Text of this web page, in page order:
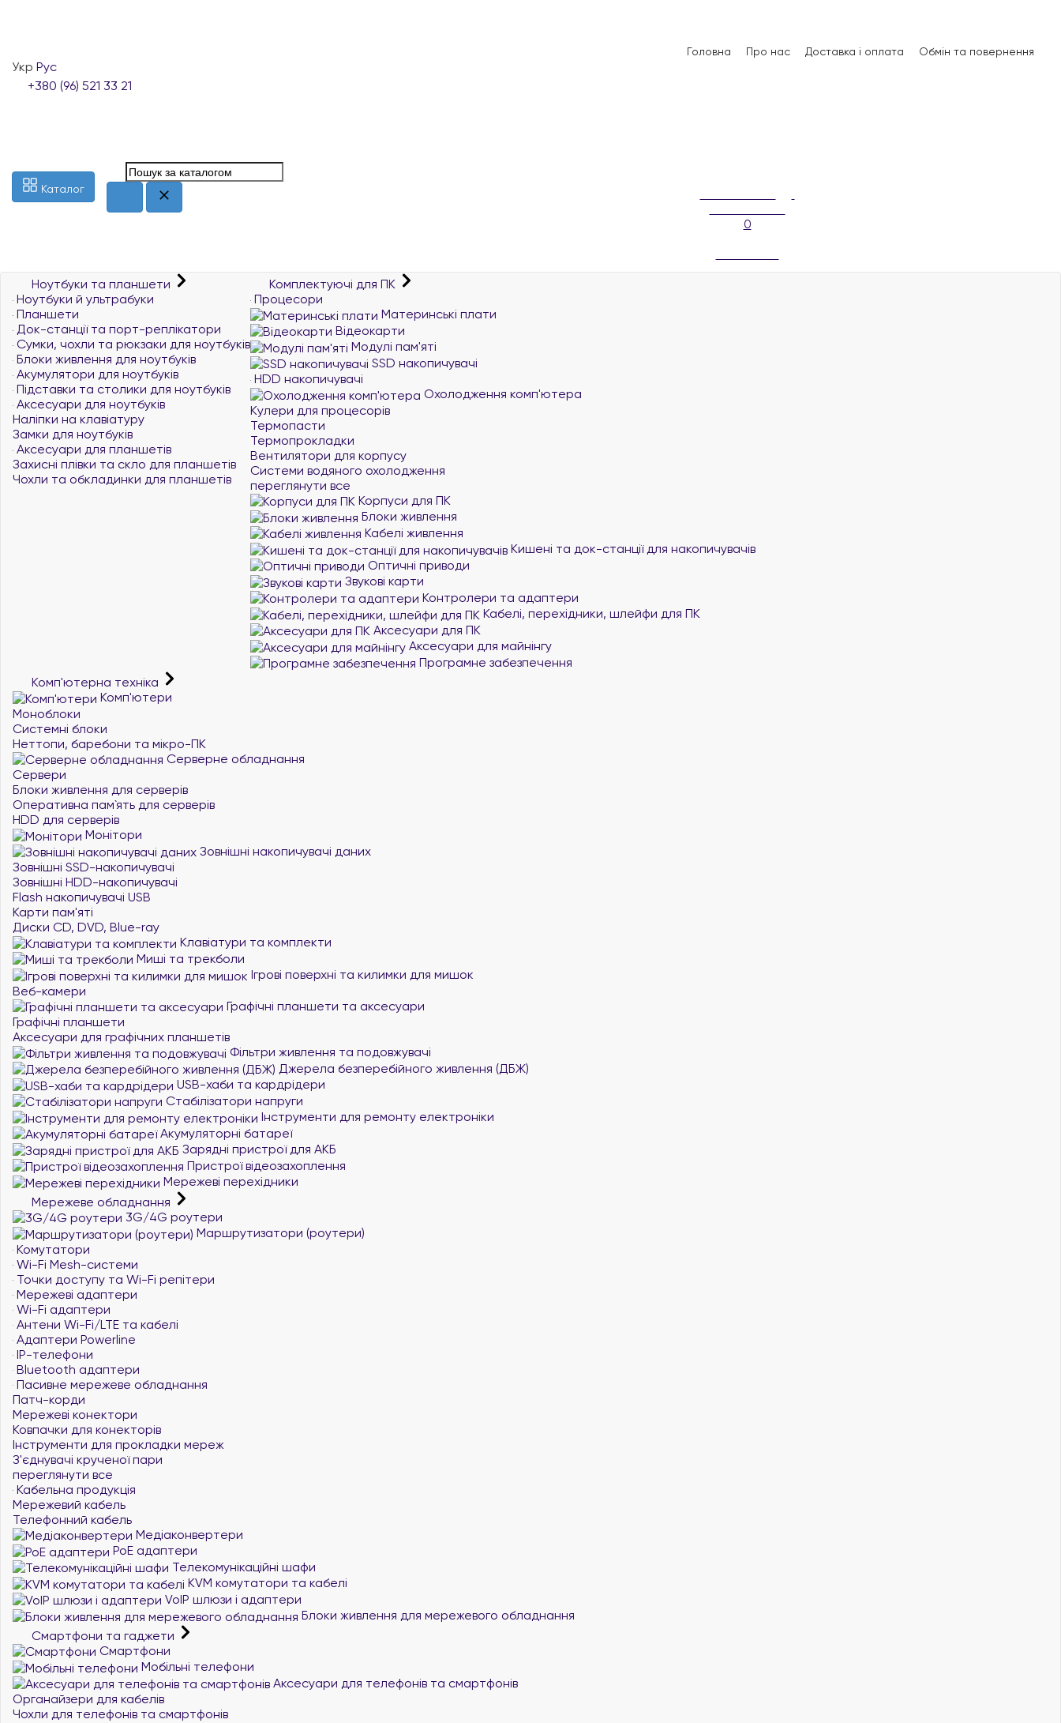
Головна Про нас Доставка і оплата Обмін та повернення
Укр Рус
+380 (96) 521 33 21
Каталог
0
Ноутбуки та планшети
Ноутбуки й ультрабуки
Планшети
Док-станції та порт-реплікатори
Сумки, чохли та рюкзаки для ноутбуків
Блоки живлення для ноутбуків
Акумулятори для ноутбуків
Підставки та столики для ноутбуків
Аксесуари для ноутбуків
Наліпки на клавіатуру
Замки для ноутбуків
Аксесуари для планшетів
Захисні плівки та скло для планшетів
Чохли та обкладинки для планшетів
Комплектуючі для ПК
Процесори
Материнські плати
Відеокарти
Модулі пам'яті
SSD накопичувачі
HDD накопичувачі
Охолодження комп'ютера
Кулери для процесорів
Термопасти
Термопрокладки
Вентилятори для корпусу
Системи водяного охолодження
переглянути все
Корпуси для ПК
Блоки живлення
Кабелі живлення
Кишені та док-станції для накопичувачів
Оптичні приводи
Звукові карти
Контролери та адаптери
Кабелі, перехідники, шлейфи для ПК
Аксесуари для ПК
Аксесуари для майнінгу
Програмне забезпечення
Комп'ютерна техніка
Комп'ютери
Моноблоки
Системні блоки
Неттопи, баребони та мікро-ПК
Серверне обладнання
Сервери
Блоки живлення для серверів
Оперативна пам`ять для серверів
HDD для серверів
Монітори
Зовнішні накопичувачі даних
Зовнішні SSD-накопичувачі
Зовнішні HDD-накопичувачі
Flash накопичувачі USB
Карти пам'яті
Диски CD, DVD, Blue-ray
Клавіатури та комплекти
Миші та трекболи
Ігрові поверхні та килимки для мишок
Веб-камери
Графічні планшети та аксесуари
Графічні планшети
Аксесуари для графічних планшетів
Фільтри живлення та подовжувачі
Джерела безперебійного живлення (ДБЖ)
USB-хаби та кардрідери
Стабілізатори напруги
Інструменти для ремонту електроніки
Акумуляторні батареї
Зарядні пристрої для АКБ
Пристрої відеозахоплення
Мережеві перехідники
Мережеве обладнання
3G/4G роутери
Маршрутизатори (роутери)
Комутатори
Wi-Fi Mesh-системи
Точки доступу та Wi-Fi репітери
Мережеві адаптери
Wi-Fi адаптери
Антени Wi-Fi/LTE та кабелі
Адаптери Powerline
IP-телефони
Bluetooth адаптери
Пасивне мережеве обладнання
Патч-корди
Мережеві конектори
Ковпачки для конекторів
Інструменти для прокладки мереж
З'єднувачі крученої пари
переглянути все
Кабельна продукція
Мережевий кабель
Телефонний кабель
Медіаконвертери
PoE адаптери
Телекомунікаційні шафи
KVM комутатори та кабелі
VoIP шлюзи і адаптери
Блоки живлення для мережевого обладнання
Смартфони та гаджети
Смартфони
Мобільні телефони
Аксесуари для телефонів та смартфонів
Органайзери для кабелів
Чохли для телефонів та смартфонів